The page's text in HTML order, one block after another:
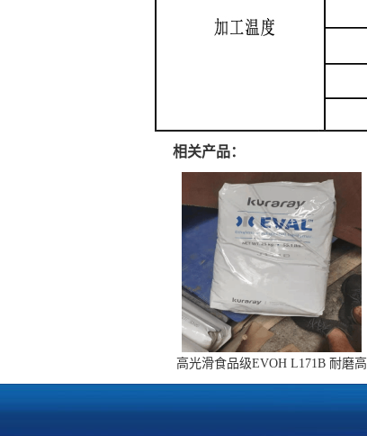
相关产品：
高光滑食品级EVOH L171B 耐磨高
透明 无菌包装